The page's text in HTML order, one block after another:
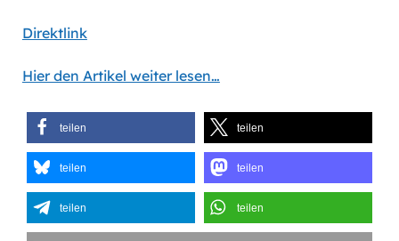
Direktlink
Hier den Artikel weiter lesen…
teilen teilen
teilen teilen
teilen teilen